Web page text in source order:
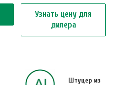
Узнать цену для
дилера
Штуцер из